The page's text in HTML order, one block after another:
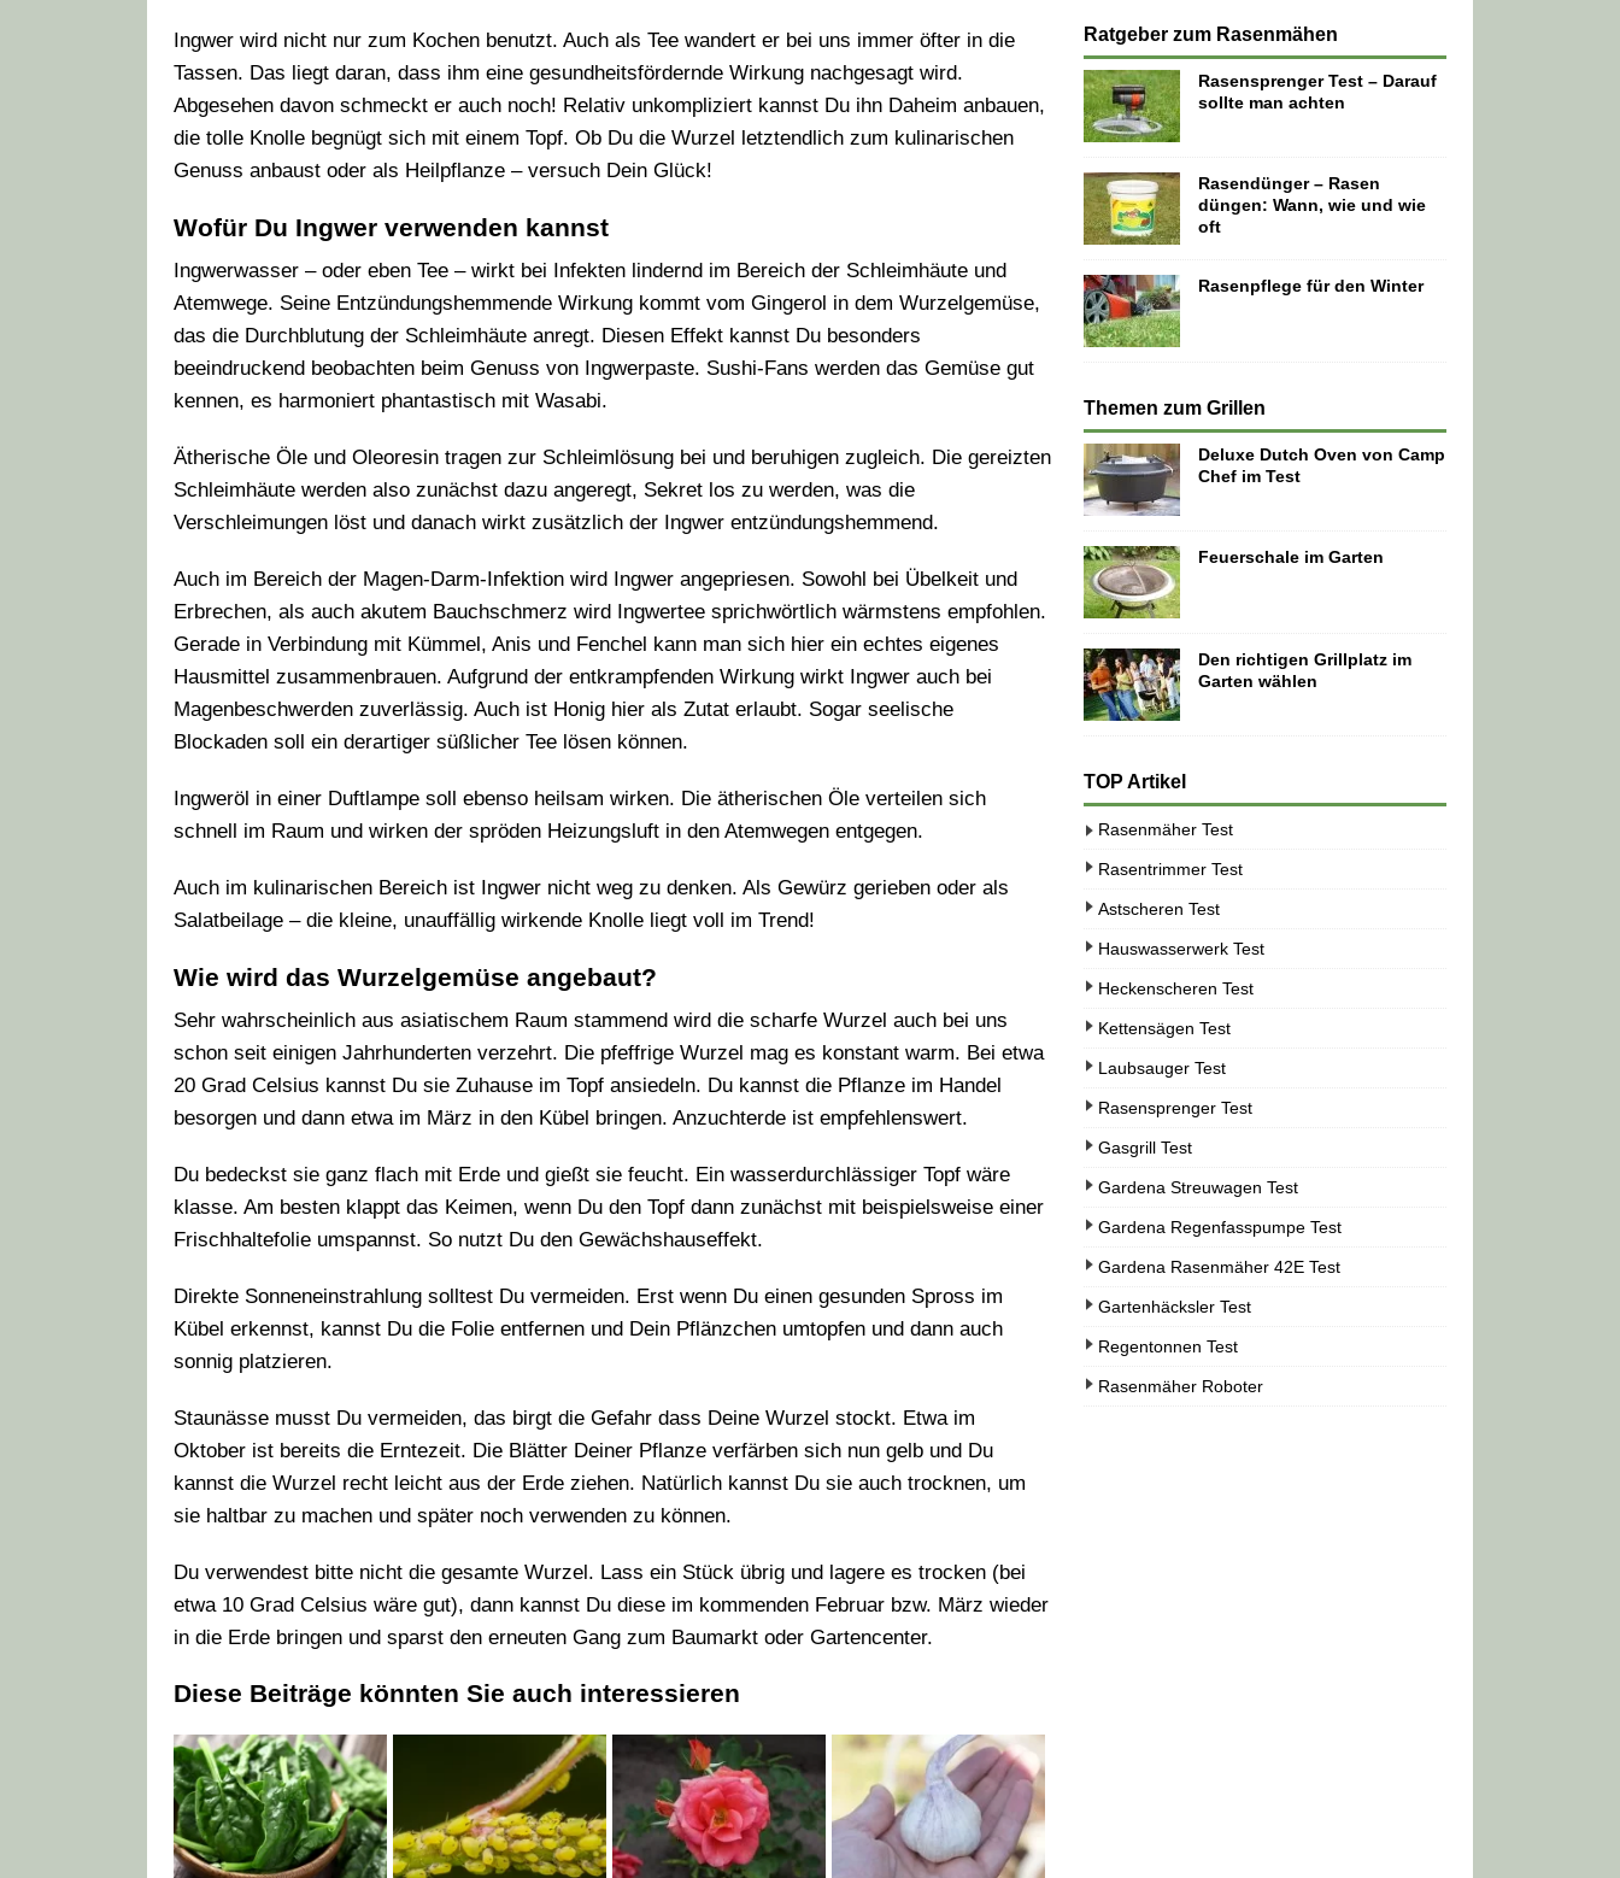
Ingwer wird nicht nur zum Kochen benutzt. Auch als Tee wandert er bei uns immer öfter in die
Tassen. Das liegt daran, dass ihm eine gesundheitsfördernde Wirkung nachgesagt wird.
Abgesehen davon schmeckt er auch noch! Relativ unkompliziert kannst Du ihn Daheim anbauen,
die tolle Knolle begnügt sich mit einem Topf. Ob Du die Wurzel letztendlich zum kulinarischen
Genuss anbaust oder als Heilpflanze – versuch Dein Glück!
Wofür Du Ingwer verwenden kannst
Ingwerwasser – oder eben Tee – wirkt bei Infekten lindernd im Bereich der Schleimhäute und
Atemwege. Seine Entzündungshemmende Wirkung kommt vom Gingerol in dem Wurzelgemüse,
das die Durchblutung der Schleimhäute anregt. Diesen Effekt kannst Du besonders
beeindruckend beobachten beim Genuss von Ingwerpaste. Sushi-Fans werden das Gemüse gut
kennen, es harmoniert phantastisch mit Wasabi.
Ätherische Öle und Oleoresin tragen zur Schleimlösung bei und beruhigen zugleich. Die gereizten
Schleimhäute werden also zunächst dazu angeregt, Sekret los zu werden, was die
Verschleimungen löst und danach wirkt zusätzlich der Ingwer entzündungshemmend.
Auch im Bereich der Magen-Darm-Infektion wird Ingwer angepriesen. Sowohl bei Übelkeit und
Erbrechen, als auch akutem Bauchschmerz wird Ingwertee sprichwörtlich wärmstens empfohlen.
Gerade in Verbindung mit Kümmel, Anis und Fenchel kann man sich hier ein echtes eigenes
Hausmittel zusammenbrauen. Aufgrund der entkrampfenden Wirkung wirkt Ingwer auch bei
Magenbeschwerden zuverlässig. Auch ist Honig hier als Zutat erlaubt. Sogar seelische
Blockaden soll ein derartiger süßlicher Tee lösen können.
Ingweröl in einer Duftlampe soll ebenso heilsam wirken. Die ätherischen Öle verteilen sich
schnell im Raum und wirken der spröden Heizungsluft in den Atemwegen entgegen.
Auch im kulinarischen Bereich ist Ingwer nicht weg zu denken. Als Gewürz gerieben oder als
Salatbeilage – die kleine, unauffällig wirkende Knolle liegt voll im Trend!
Wie wird das Wurzelgemüse angebaut?
Sehr wahrscheinlich aus asiatischem Raum stammend wird die scharfe Wurzel auch bei uns
schon seit einigen Jahrhunderten verzehrt. Die pfeffrige Wurzel mag es konstant warm. Bei etwa
20 Grad Celsius kannst Du sie Zuhause im Topf ansiedeln. Du kannst die Pflanze im Handel
besorgen und dann etwa im März in den Kübel bringen. Anzuchterde ist empfehlenswert.
Du bedeckst sie ganz flach mit Erde und gießt sie feucht. Ein wasserdurchlässiger Topf wäre
klasse. Am besten klappt das Keimen, wenn Du den Topf dann zunächst mit beispielsweise einer
Frischhaltefolie umspannst. So nutzt Du den Gewächshauseffekt.
Direkte Sonneneinstrahlung solltest Du vermeiden. Erst wenn Du einen gesunden Spross im
Kübel erkennst, kannst Du die Folie entfernen und Dein Pflänzchen umtopfen und dann auch
sonnig platzieren.
Staunässe musst Du vermeiden, das birgt die Gefahr dass Deine Wurzel stockt. Etwa im
Oktober ist bereits die Erntezeit. Die Blätter Deiner Pflanze verfärben sich nun gelb und Du
kannst die Wurzel recht leicht aus der Erde ziehen. Natürlich kannst Du sie auch trocknen, um
sie haltbar zu machen und später noch verwenden zu können.
Du verwendest bitte nicht die gesamte Wurzel. Lass ein Stück übrig und lagere es trocken (bei
etwa 10 Grad Celsius wäre gut), dann kannst Du diese im kommenden Februar bzw. März wieder
in die Erde bringen und sparst den erneuten Gang zum Baumarkt oder Gartencenter.
Diese Beiträge könnten Sie auch interessieren
Ratgeber zum Rasenmähen
Rasensprenger Test – Darauf
sollte man achten
Rasendünger – Rasen
düngen: Wann, wie und wie
oft
Rasenpflege für den Winter
Themen zum Grillen
Deluxe Dutch Oven von Camp
Chef im Test
Feuerschale im Garten
Den richtigen Grillplatz im
Garten wählen
TOP Artikel
Rasenmäher Test
Rasentrimmer Test
Astscheren Test
Hauswasserwerk Test
Heckenscheren Test
Kettensägen Test
Laubsauger Test
Rasensprenger Test
Gasgrill Test
Gardena Streuwagen Test
Gardena Regenfasspumpe Test
Gardena Rasenmäher 42E Test
Gartenhäcksler Test
Regentonnen Test
Rasenmäher Roboter